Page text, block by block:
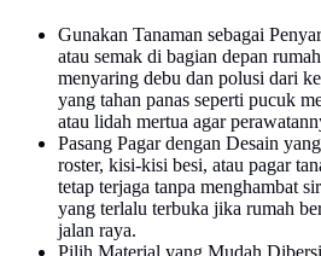
Gunakan Tanaman sebagai
atau semak di bagian depan
menyaring debu dan polusi dari
yang tahan panas seperti pucuk
atau lidah mertua agar
Pasang Pagar dengan Desain
roster, kisi-kisi besi, atau pagar
tetap terjaga tanpa menghambat
yang terlalu terbuka jika rumah
jalan raya.
Pilih Material yang Mudah